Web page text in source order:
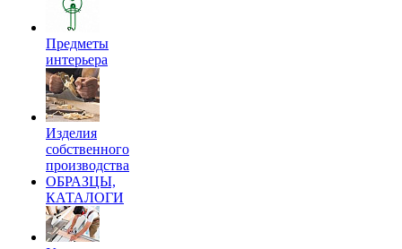
Предметы
интерьера
Изделия
собственного
производства
ОБРАЗЦЫ,
КАТАЛОГИ